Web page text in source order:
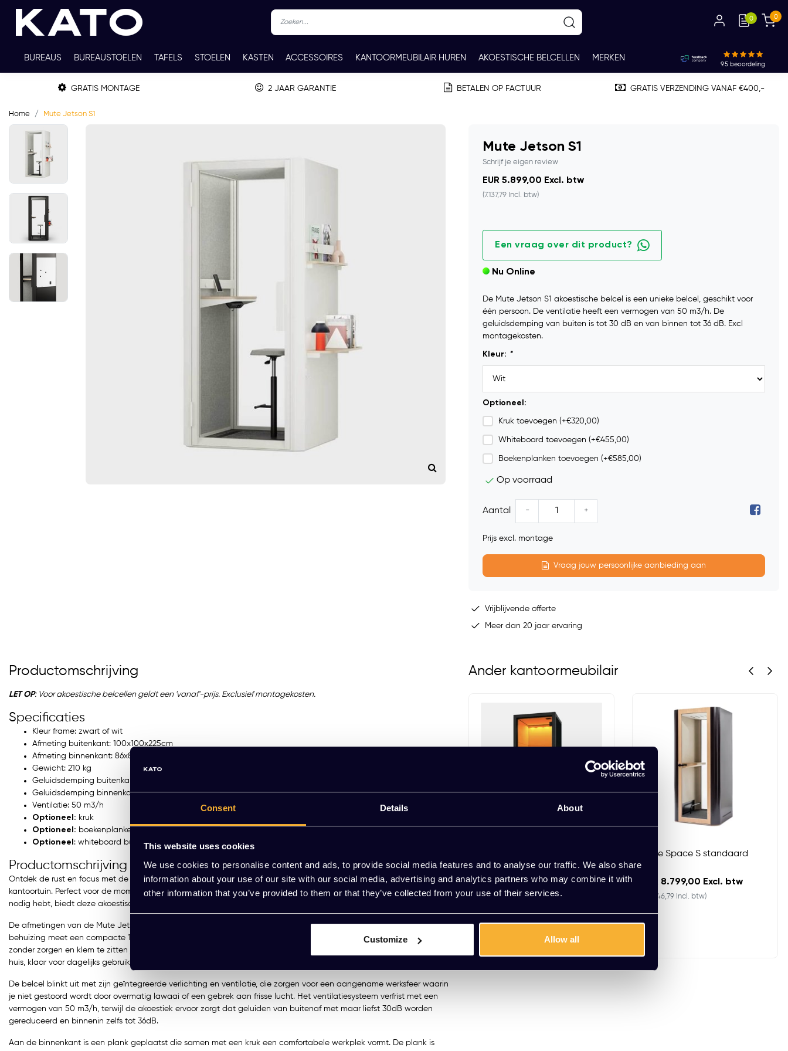
Consent Details About
This website uses cookies
We use cookies to personalise content and ads, to provide social media features and to analyse our traffic. We also share
information about your use of our site with our social media, advertising and analytics partners who may combine it with
other information that you’ve provided to them or that they’ve collected from your use of their services.
Customize Allow all
0 0
BUREAUS BUREAUSTOELEN TAFELS STOELEN KASTEN ACCESSOIRES KANTOORMEUBILAIR HUREN AKOESTISCHE BELCELLEN MERKEN
TWEEDEHANDS THUISWERKPLEKKEN WERKBLADKLEUREN CONTACT
9.5 beoordeling
GRATIS MONTAGE 2 JAAR GARANTIE BETALEN OP FACTUUR GRATIS VERZENDING VANAF €400,-
Home Mute Jetson S1
Mute Jetson S1
Schrijf je eigen review
EUR 5.899,00 Excl. btw
(7.137,79 Incl. btw)
Een vraag over dit product?
Nu Online
De Mute Jetson S1 akoestische belcel is een unieke belcel, geschikt voor
één persoon. De ventilatie heeft een vermogen van 50 m3/h. De
geluidsdemping van buiten is tot 30 dB en van binnen tot 36 dB. Excl
montagekosten.
Kleur: *
Optioneel:
Kruk toevoegen (+€320,00)
Whiteboard toevoegen (+€455,00)
Boekenplanken toevoegen (+€585,00)
Op voorraad
Aantal - +
Prijs excl. montage
Vraag jouw persoonlijke aanbieding aan
Vrijblijvende offerte
Meer dan 20 jaar ervaring
Productomschrijving
LET OP: Voor akoestische belcellen geldt een 'vanaf'-prijs. Exclusief montagekosten.
Specificaties
Kleur frame: zwart of wit
Afmeting buitenkant: 100x100x225cm
Afmeting binnenkant: 86x86x211cm
Gewicht: 210 kg
Geluidsdemping buitenkant: tot 30 dB
Geluidsdemping binnenkant: tot 36 dB
Ventilatie: 50 m3/h
Optioneel: kruk
Optioneel: boekenplanken
Optioneel : whiteboard buitenkant
Productomschrijving
Ontdek de rust en focus met de Mute Jetson S1, jouw nieuwe toevlucht voor een stille werkplek in de dynamische
kantoortuin. Perfect voor de momenten waarop je even een telefoontje moet plegen of je volledige concentratie
nodig hebt, biedt deze akoestische belcel een serene oase te midden van een levendige werkomgeving.
De afmetingen van de Mute Jetson S1 zijn slim ontworpen met de behoeften van jouw werkruimte in gedachten. De
behuizing meet een compacte 100x10x225cm aan de buitenkant en een ruimtelijke 86x86x211cm van binnen, zodat jij
zonder zorgen en klem te zitten jouw focus terugvindt. Met een stevig gewicht van 210 kg staat deze belcel als een
huis, klaar voor dagelijks gebruik.
De belcel blinkt uit met zijn geïntegreerde verlichting en ventilatie, die zorgen voor een aangename werksfeer waarin
je niet gestoord wordt door overmatig lawaai of een gebrek aan frisse lucht. Het ventilatiesysteem verfrist met een
vermogen van 50 m3/h, terwijl de akoestiek ervoor zorgt dat geluiden van buitenaf met maar liefst 30dB worden
gereduceerd en binnenin zelfs tot 36dB.
Aan de binnenkant is een plank geplaatst die samen met een kruk een comfortabele werkplek vormt. De plank is
Ander kantoormeubilair
ce
(11.735,79 Incl. btw)
EUR 4.500,00 Excl. btw
(5.445,00 Incl. btw)
Meerdere varianten beschikbaar
Mute Space S standaard
EUR 8.799,00 Excl. btw
(10.646,79 Incl. btw)